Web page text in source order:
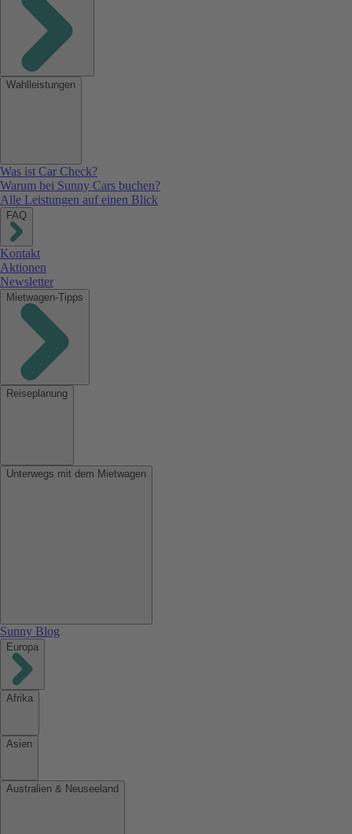
Wahlleistungen
Was ist Car Check?
Warum bei Sunny Cars buchen?
Alle Leistungen auf einen Blick
FAQ
Kontakt
Aktionen
Newsletter
Mietwagen-Tipps
Reiseplanung
Unterwegs mit dem Mietwagen
Sunny Blog
Europa
Afrika
Asien
Australien & Neuseeland